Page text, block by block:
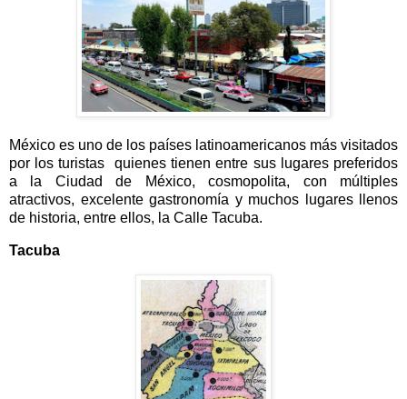
México es uno de los países latinoamericanos más visitados
por los turistas quienes tienen entre sus lugares preferidos
a la Ciudad de México, cosmopolita, con múltiples
atractivos, excelente gastronomía y muchos lugares llenos
de historia, entre ellos, la Calle Tacuba.
Tacuba